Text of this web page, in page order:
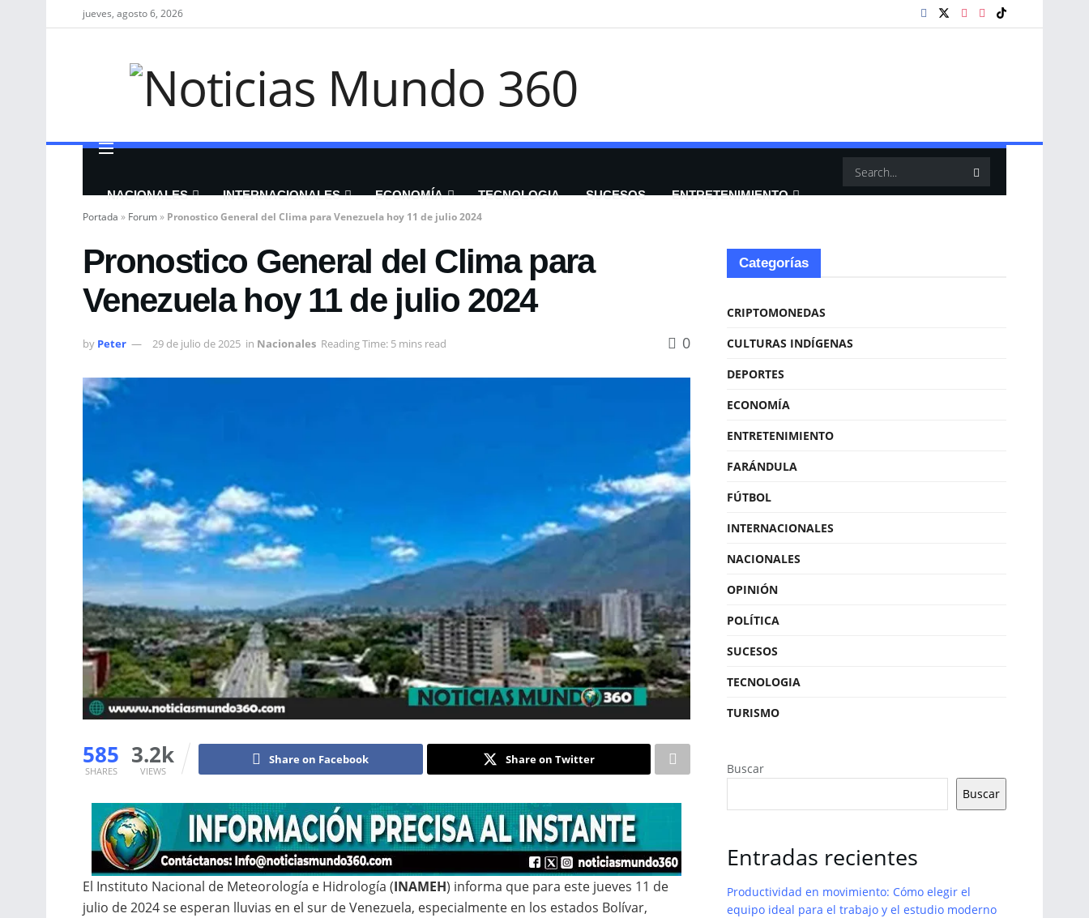
jueves, agosto 6, 2026
NACIONALES INTERNACIONALES ECONOMÍA TECNOLOGIA SUCESOS
ENTRETENIMIENTO
Portada » Forum» Pronostico General del Clima para Venezuela hoy 11 de julio 2024
Pronostico General del Clima para
Venezuela hoy 11 de julio 2024
by Peter 29 de julio de 2025 in Nacionales Reading Time: 5 mins read 0
585
SHARES
3.2k
VIEWS
Share on Facebook Share on Twitter
El Instituto Nacional de Meteorología e Hidrología (INAMEH) informa que para este jueves 11 de
julio de 2024 se esperan lluvias en el sur de Venezuela, especialmente en los estados Bolívar,
Categorías
CRIPTOMONEDAS
CULTURAS INDÍGENAS
DEPORTES
ECONOMÍA
ENTRETENIMIENTO
FARÁNDULA
FÚTBOL
INTERNACIONALES
NACIONALES
OPINIÓN
POLÍTICA
SUCESOS
TECNOLOGIA
TURISMO
Buscar
Buscar
Entradas recientes
Productividad en movimiento: Cómo elegir el
equipo ideal para el trabajo y el estudio moderno